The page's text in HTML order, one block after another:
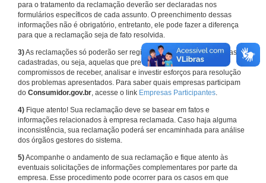
para o tratamento da reclamação deverão ser declaradas nos
formulários específicos de cada assunto. O preenchimento dessas
informações não é obrigatório, entretanto, ele pode fazer a diferença
para que a reclamação seja de fato resolvida.
3)As reclamações só poderão ser registradas em face de empresas
cadastradas, ou seja, aquelas que previamente assumiram
compromissos de receber, analisar e investir esforços para resolução
dos problemas apresentados. Para saber quais empresas participam
do Consumidor.gov.br, acesse o link Empresas Participantes.
4) Fique atento! Sua reclamação deve se basear em fatos e
informações relacionados à empresa reclamada. Caso haja alguma
inconsistência, sua reclamação poderá ser encaminhada para análise
dos órgãos gestores do sistema.
5)Acompanhe o andamento de sua reclamação e fique atento às
eventuais solicitações de informações complementares por parte da
empresa. Esse procedimento pode ocorrer para os casos em que